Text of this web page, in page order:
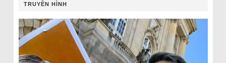
TRUYỀN HÌNH